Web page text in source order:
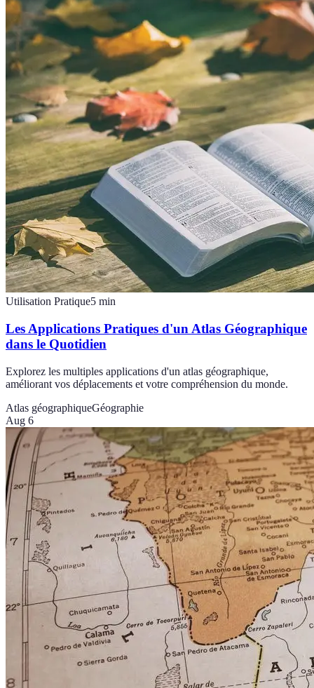
Utilisation Pratique5 min
Les Applications Pratiques d'un Atlas Géographique
dans le Quotidien
Explorez les multiples applications d'un atlas géographique,
améliorant vos déplacements et votre compréhension du monde.
Atlas géographiqueGéographie
Aug 6